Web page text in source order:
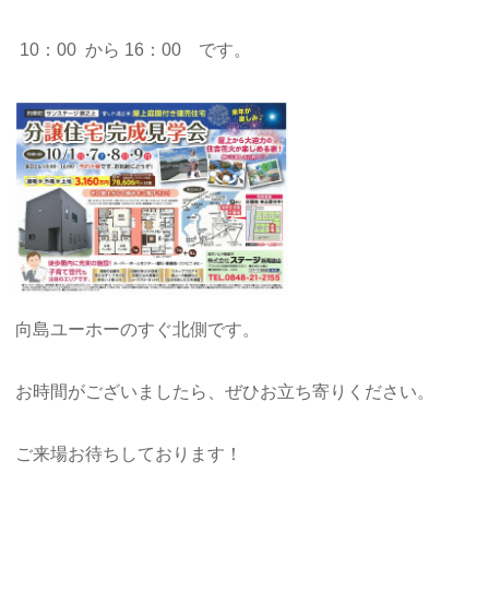
10：00 から 16：00 です。
向島ユーホーのすぐ北側です。
お時間がございましたら、ぜひお立ち寄りください。
ご来場お待ちしております！